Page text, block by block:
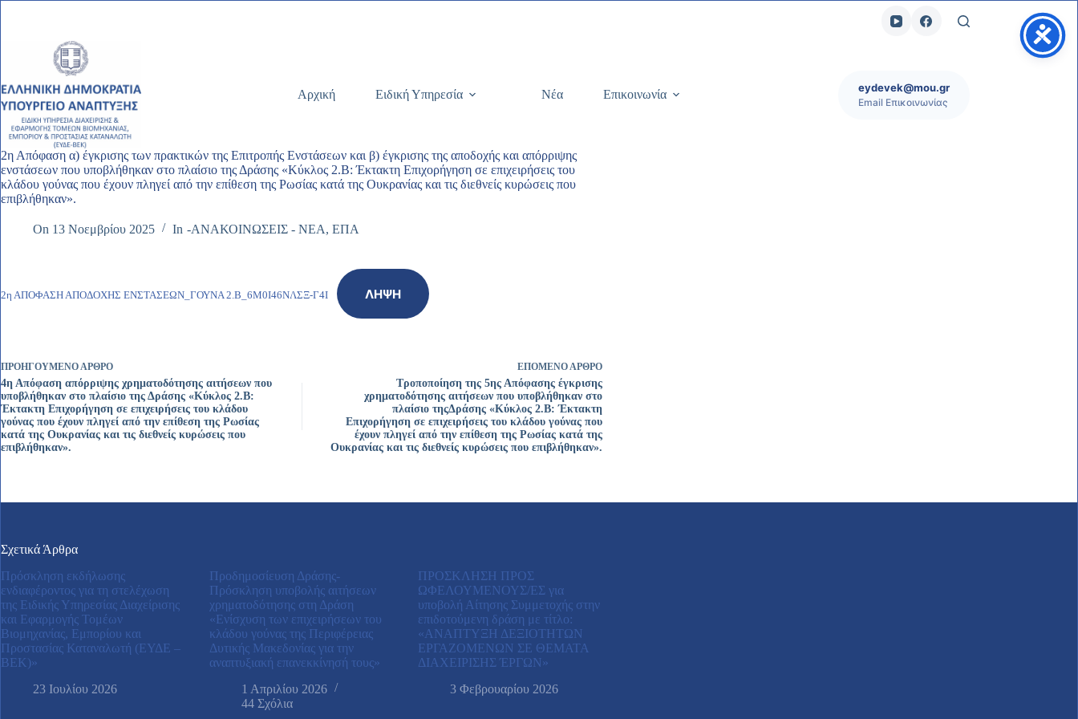
Αρχική Ειδική Υπηρεσία Νέα Επικοινωνία
eydevek@mou.gr
Email Επικοινωνίας
2η Απόφαση α) έγκρισης των πρακτικών της Επιτροπής Ενστάσεων και β) έγκρισης της αποδοχής και απόρριψης
ενστάσεων που υποβλήθηκαν στο πλαίσιο της Δράσης «Κύκλος 2.Β: Έκτακτη Επιχορήγηση σε επιχειρήσεις του
κλάδου γούνας που έχουν πληγεί από την επίθεση της Ρωσίας κατά της Ουκρανίας και τις διεθνείς κυρώσεις που
επιβλήθηκαν».
On 13 Νοεμβρίου 2025 In -ΑΝΑΚΟΙΝΩΣΕΙΣ - ΝΕΑ, ΕΠΑ
2η ΑΠΟΦΑΣΗ ΑΠΟΔΟΧΗΣ ΕΝΣΤΑΣΕΩΝ_ΓΟΥΝΑ 2.Β_6Μ0Ι46ΝΛΣΞ-Γ4Ι ΛΉΨΗ
ΠΡΟΗΓΟΎΜΕΝΟΆΡΘΡΟ
4η Απόφαση απόρριψης χρηματοδότησης αιτήσεων που
υποβλήθηκαν στο πλαίσιο της Δράσης «Κύκλος 2.Β:
Έκτακτη Επιχορήγηση σε επιχειρήσεις του κλάδου
γούνας που έχουν πληγεί από την επίθεση της Ρωσίας
κατά της Ουκρανίας και τις διεθνείς κυρώσεις που
επιβλήθηκαν».
ΕΠΌΜΕΝΟΆΡΘΡΟ
Τροποποίηση της 5ης Απόφασης έγκρισης
χρηματοδότησης αιτήσεων που υποβλήθηκαν στο
πλαίσιο τηςΔράσης «Κύκλος 2.Β: Έκτακτη
Επιχορήγηση σε επιχειρήσεις του κλάδου γούνας που
έχουν πληγεί από την επίθεση της Ρωσίας κατά της
Ουκρανίας και τις διεθνείς κυρώσεις που επιβλήθηκαν».
Σχετικά Άρθρα
Πρόσκληση εκδήλωσης
ενδιαφέροντος για τη στελέχωση
της Ειδικής Υπηρεσίας Διαχείρισης
και Εφαρμογής Τομέων
Βιομηχανίας, Εμπορίου και
Προστασίας Καταναλωτή (ΕΥΔΕ –
ΒΕΚ)»
23 Ιουλίου 2026
Προδημοσίευση Δράσης-
Πρόσκληση υποβολής αιτήσεων
χρηματοδότησης στη Δράση
«Ενίσχυση των επιχειρήσεων του
κλάδου γούνας της Περιφέρειας
Δυτικής Μακεδονίας για την
αναπτυξιακή επανεκκίνησή τους»
1 Απριλίου 2026
44 Σχόλια
ΠΡΟΣΚΛΗΣΗ ΠΡΟΣ
ΩΦΕΛΟΥΜΕΝΟΥΣ/ΕΣ για
υποβολή Αίτησης Συμμετοχής στην
επιδοτούμενη δράση με τίτλο:
«ΑΝAΠΤΥΞΗ ΔΕΞΙΟΤHΤΩΝ
ΕΡΓΑΖΟΜEΝΩΝ ΣΕ ΘEΜΑΤΑ
ΔΙΑΧΕIΡΙΣΗΣ ΈΡΓΩΝ»
3 Φεβρουαρίου 2026